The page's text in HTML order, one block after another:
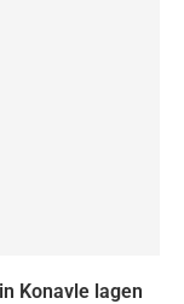
Konavle lagen